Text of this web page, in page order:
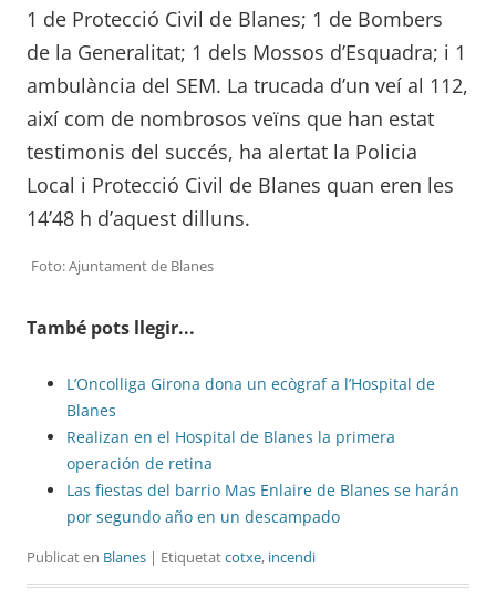
1 de Protecció Civil de Blanes; 1 de Bombers
de la Generalitat; 1 dels Mossos d’Esquadra; i 1
ambulància del SEM. La trucada d’un veí al 112,
així com de nombrosos veïns que han estat
testimonis del succés, ha alertat la Policia
Local i Protecció Civil de Blanes quan eren les
14’48 h d’aquest dilluns.
Foto: Ajuntament de Blanes
També pots llegir...
L’Oncolliga Girona dona un ecògraf a l’Hospital de
Blanes
Realizan en el Hospital de Blanes la primera
operación de retina
Las fiestas del barrio Mas Enlaire de Blanes se harán
por segundo año en un descampado
Publicat en Blanes | Etiquetatcotxe, incendi